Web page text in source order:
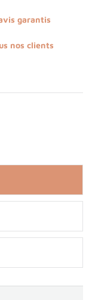
garantis
nos clients